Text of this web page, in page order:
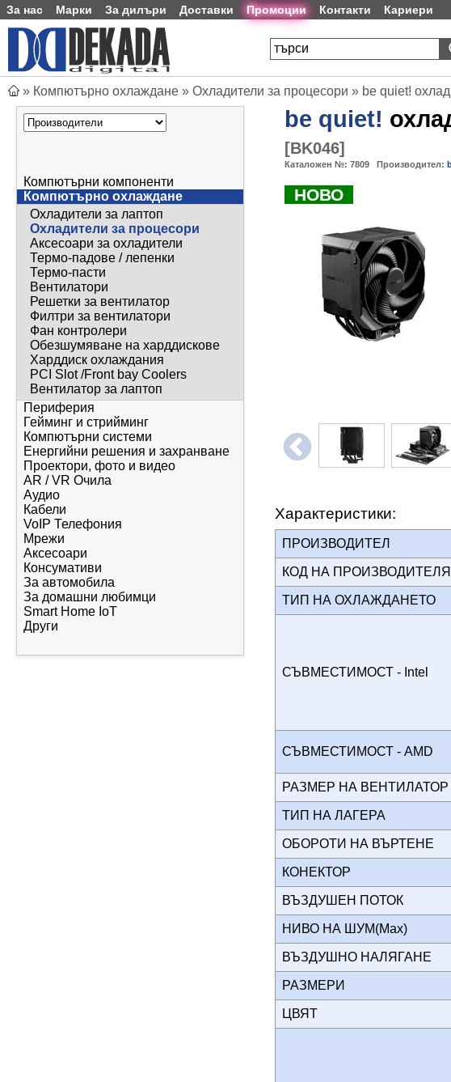
За нас Марки За дилъри Доставки Промоции Контакти Кариери
» Компютърно охлаждане » Охладители за процесори » be quiet!
Компютърни компоненти
Компютърно охлаждане
Охладители за лаптоп
Охладители за процесори
Аксесоари за охладители
Термо-падове / лепенки
Термо-пасти
Вентилатори
Решетки за вентилатор
Филтри за вентилатори
Фан контролери
Обезшумяване на харддискове
Харддиск охлаждания
PCI Slot /Front bay Coolers
Вентилатор за лаптоп
Периферия
Гейминг и стрийминг
Компютърни системи
Енергийни решения и захранване
Проектори, фото и видео
AR / VR Очила
Аудио
Кабели
VoIP Телефония
Мрежи
Аксесоари
Консумативи
За автомобила
За домашни любимци
Smart Home IoT
Други
be quiet!
[BK046]
Каталожен №: 7809 Производител:
НОВО
Характеристики:
ПРОИЗВОДИТЕЛ
КОД НА ПРОИЗВОДИТЕЛЯ
ТИП НА ОХЛАЖДАНЕТО
СЪВМЕСТИМОСТ - Intel
СЪВМЕСТИМОСТ - AMD
РАЗМЕР НА ВЕНТИЛАТОР
ТИП НА ЛАГЕРА
ОБОРОТИ НА ВЪРТЕНЕ
КОНЕКТОР
ВЪЗДУШЕН ПОТОК
НИВО НА ШУМ(Max)
ВЪЗДУШНО НАЛЯГАНЕ
РАЗМЕРИ
ЦВЯТ